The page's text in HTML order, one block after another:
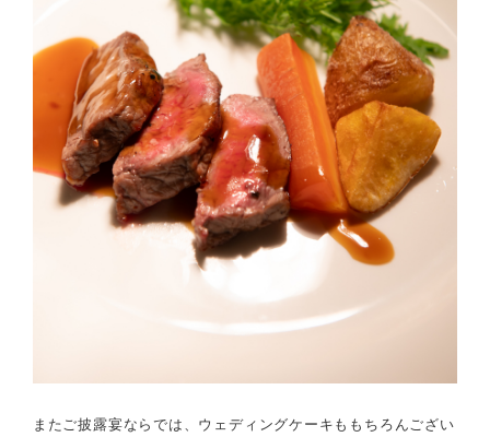
またご披露宴ならでは、ウェディングケーキももちろんござい